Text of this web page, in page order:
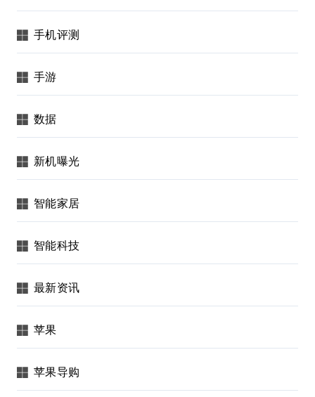
手机评测
手游
数据
新机曝光
智能家居
智能科技
最新资讯
苹果
苹果导购